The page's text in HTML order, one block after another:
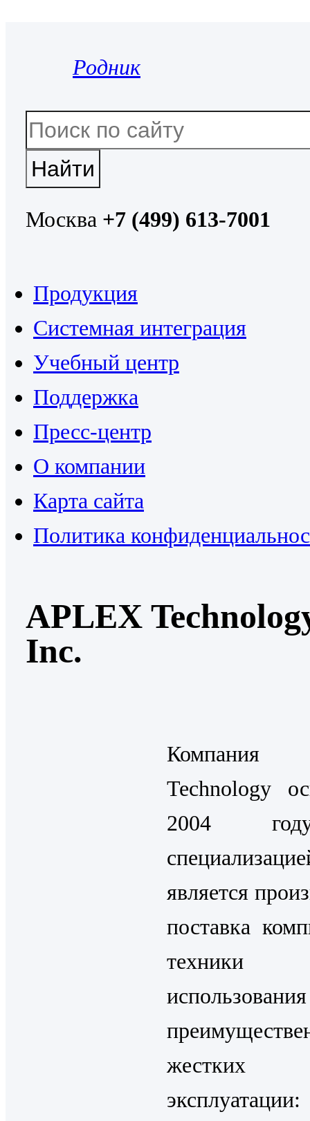
Родник
Москва +7 (499) 613-7001
Продукция
Системная интеграция
Учебный центр
Поддержка
Пресс-центр
О компании
Карта сайта
Политика
APLEX
Inc.
Компания
Technology
2004
является
поставка
использования
жестких
эксплуатации: